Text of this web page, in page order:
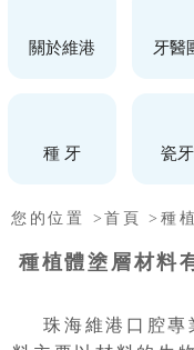
關於維港 牙醫
種 牙 瓷
您的位置 >首頁 >種
種植體塗層材料
珠海維港口腔